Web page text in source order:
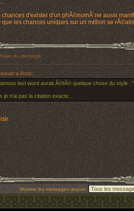
d'exister d'un phÃ©nomÃ¨ne aussi
les chances uniques sur un million se
du message:
a écrit:
last word aurait Ã©tÃ© quelque chose du style :
je n'ai pas la citation exacte...
Montrer les messages depuis: